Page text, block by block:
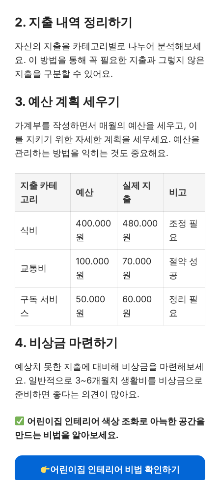
2. 지출 내역 정리하기
자신의 지출을 카테고리별로 나누어 분석해보세
요. 이 방법을 통해 꼭 필요한 지출과 그렇지 않은
지출을 구분할 수 있어요.
3. 예산 계획 세우기
가계부를 작성하면서 매월의 예산을 세우고, 이
를 지키기 위한 자세한 계획을 세우세요. 예산을
관리하는 방법을 익히는 것도 중요해요.
지출 카테
고리
예산
실제 지
출
비고
식비
400.000
원
480.000
원
조정 필
요
교통비
100.000
원
70.000
원
절약 성
공
구독 서비
스
50.000
원
60.000
원
정리 필
요
4. 비상금 마련하기
예상치 못한 지출에 대비해 비상금을 마련해보세
요. 일반적으로 3~6개월치 생활비를 비상금으로
준비하면 좋다는 의견이 많아요.
어린이집 인테리어 색상 조화로 아늑한 공간을
만드는 비법을 알아보세요.
어린이집 인테리어 비법 확인하기